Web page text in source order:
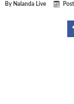
क्रिकेटर
By Nalanda Live